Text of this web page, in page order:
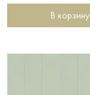
В корзину